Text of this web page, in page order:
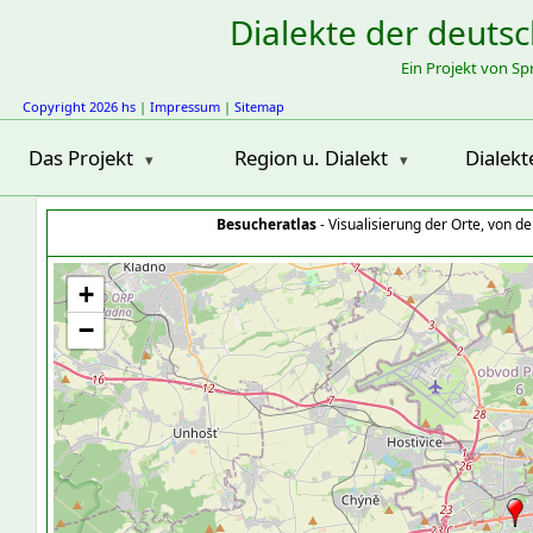
Dialekte der
Ein Projekt von
Copyright 2026 hs | Impressum | Sitemap
Das Projekt Region u. Dialekt
Besucheratlas- Visualisierung der Orte, von
+
−